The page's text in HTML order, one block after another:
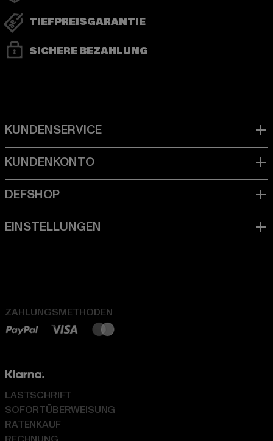
TIEFPREISGARANTIE
SICHERE BEZAHLUNG
ZAHLUNGSMETHODEN
LASTSCHRIFT
SOFORTÜBERWEISUNG
RATENKAUF